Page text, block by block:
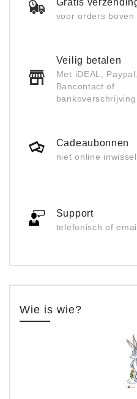
Gratis
voor orders boven
Veilig betalen
Met iDEAL, Paypal,
Bancontact of
bankoverschrijving
Cadeaubonnen
niet online
Support
telefonisch of
Wie is wie?